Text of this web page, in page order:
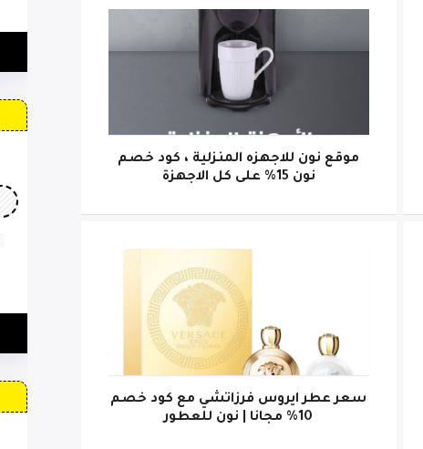
موقع نون للاجهزه المنزلية ، كود خصم
نون 15% على كل الاجهزة
سعر عطر ايروس فرزاتشي مع كود خصم
10% مجانا | نون للعطور